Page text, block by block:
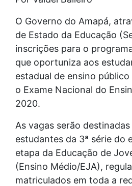
O Governo do Amapá,
de Estado da Educação
inscrições para o
que oportuniza aos
estadual de ensino
o Exame Nacional do
2020.
As vagas serão
estudantes da 3ª série do
etapa da Educação de
(Ensino Médio/EJA),
matriculados em toda a